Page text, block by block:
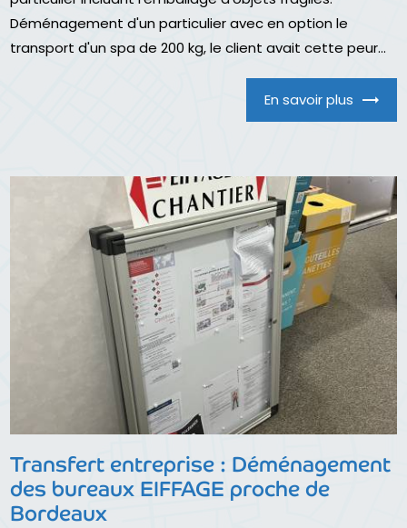
Déménagement d'un particulier avec en option le
transport d'un spa de 200 kg, le client avait cette peur...
En savoir plus
Transfert entreprise : Déménagement
des bureaux EIFFAGE proche de
Bordeaux